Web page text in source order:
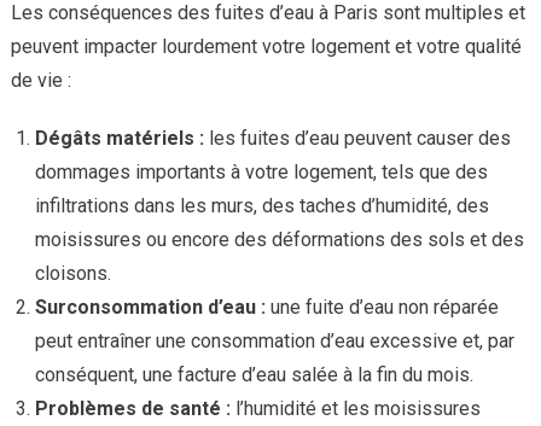
Les conséquences des fuites d’eau à Paris sont multiples et
peuvent impacter lourdement votre logement et votre qualité
de vie :
Dégâts matériels : les fuites d’eau peuvent causer des
dommages importants à votre logement, tels que des
infiltrations dans les murs, des taches d’humidité, des
moisissures ou encore des déformations des sols et des
cloisons.
Surconsommation d’eau : une fuite d’eau non réparée
peut entraîner une consommation d’eau excessive et, par
conséquent, une facture d’eau salée à la fin du mois.
Problèmes de santé : l’humidité et les moisissures